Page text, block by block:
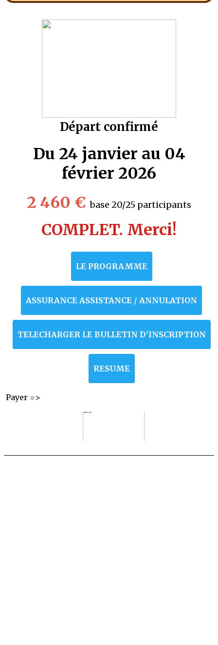
Départ confirmé
Du 24 janvier au 04
février 2026
2 460 €base 20/25 participants
COMPLET. Merci!
LE PROGRAMME
ASSURANCE ASSISTANCE / ANNULATION
TELECHARGER LE BULLETIN D'INSCRIPTION
RESUME
Payer =>